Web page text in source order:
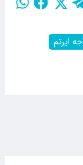
اجه ایرتم